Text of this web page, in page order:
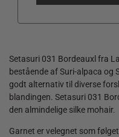
Setasuri 031 Bordeauxl fra
bestående af Suri-alpaca og
godt alternativ til diverse
blandingen. Setasuri 031
den almindelige silke mohair.
Garnet er velegnet som